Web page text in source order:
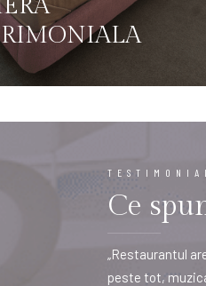
Ce
„Restaurantul
peste tot,